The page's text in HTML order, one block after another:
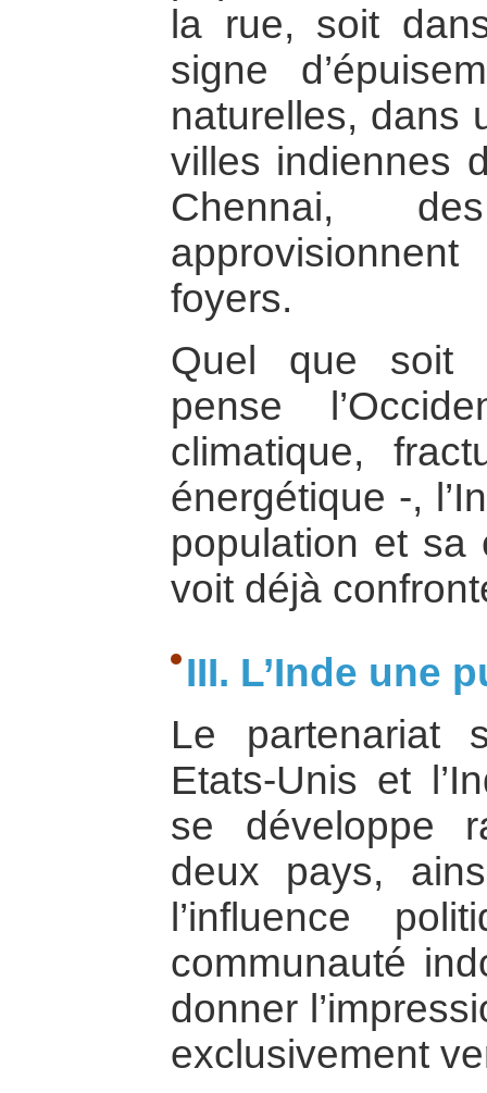
la rue, soit
signe
naturelles, dans
villes indiennes
Chennai,
foyers.
Quel que soit
pense
climatique,
énergétique -,
population et sa
voit déjà
III. L’Inde une
Le partenariat
Etats-Unis et
se développe
deux pays,
l’influence
communauté
donner
exclusivement